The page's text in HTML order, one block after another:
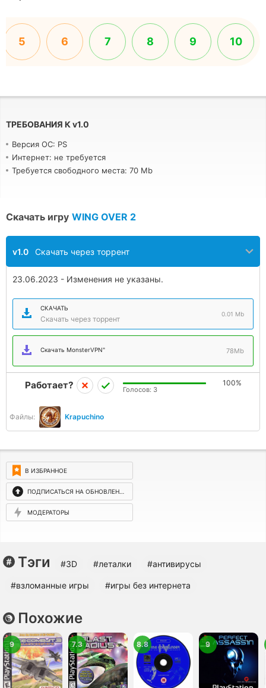
5 6 7 8 9 10
ТРЕБОВАНИЯ К v1.0
Версия ОС: PS
Интернет: не требуется
Требуется свободного места: 70 Mb
Скачать игру WING OVER 2
v1.0 Скачать через торрент
23.06.2023 - Изменения не указаны.
СКАЧАТЬ
Скачать через торрент
0.01 Mb
Скачать MonsterVPN" 78Mb
Файлы: Krapuchino
Работает? 100%
Голосов: 3
В ИЗБРАННОЕ
ПОДПИСАТЬСЯ НА ОБНОВЛЕНИЯ
МОДЕРАТОРЫ
Тэги #3D #леталки #антивирусы
#взломанные игры #игры без интернета
Похожие
9 7.3 8.8 9